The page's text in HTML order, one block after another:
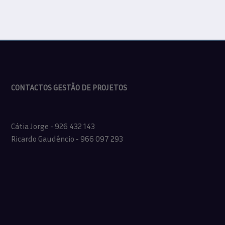
CONTACTOS GESTÃO DE PROJETOS
Cátia Jorge - 926 432 143
Ricardo Gaudêncio - 966 097 293